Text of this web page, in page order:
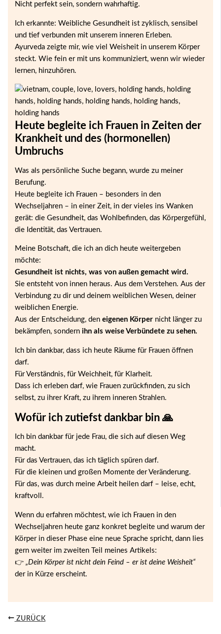
Nicht perfekt sein, sondern wahrhaftig.
Ich erkannte: Weibliche Gesundheit ist zyklisch, sensibel
und tief verbunden mit unserem inneren Erleben.
Ayurveda zeigte mir, wie viel Weisheit in unserem Körper
steckt. Wie fein er mit uns kommuniziert, wenn wir wieder
lernen, hinzuhören.
Heute begleite ich Frauen in Zeiten der
Krankheit und des (hormonellen)
Umbruchs
Was als persönliche Suche begann, wurde zu meiner
Berufung.
Heute begleite ich Frauen – besonders in den
Wechseljahren – in einer Zeit, in der vieles ins Wanken
gerät: die Gesundheit, das Wohlbefinden, das Körpergefühl,
die Identität, das Vertrauen.
Meine Botschaft, die ich an dich heute weitergeben
möchte:
Gesundheit ist nichts, was von außen gemacht wird.
Sie entsteht von innen heraus. Aus dem Verstehen. Aus der
Verbindung zu dir und deinem weiblichen Wesen, deiner
weiblichen Energie.
Aus der Entscheidung, deneigenen Körper nicht länger zu
bekämpfen, sondernihn als weise Verbündete zu sehen.
Ich bin dankbar, dass ich heute Räume für Frauen öffnen
darf.
Für Verständnis, für Weichheit, für Klarheit.
Dass ich erleben darf, wie Frauen zurückfinden, zu sich
selbst, zu ihrer Kraft, zu ihrem inneren Strahlen.
Wofür ich zutiefst dankbar bin 🙏
Ich bin dankbar für jede Frau, die sich auf diesen Weg
macht.
Für das Vertrauen, das ich täglich spüren darf.
Für die kleinen und großen Momente der Veränderung.
Für das, was durch meine Arbeit heilen darf – leise, echt,
kraftvoll.
Wenn du erfahren möchtest, wie ich Frauen in den
Wechseljahren heute ganz konkret begleite und warum der
Körper in dieser Phase eine neue Sprache spricht, dann lies
gern weiter im zweiten Teil meines Artikels:
👉„Dein Körper ist nicht dein Feind – er ist deine Weisheit“
der in Kürze erscheint.
ZURÜCK